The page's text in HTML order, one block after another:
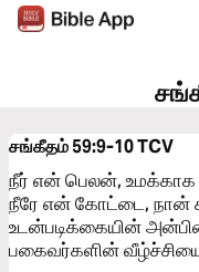
சங்கீதம் 59:9-10TCV
நீர் என் பெலன்,
நீரே என் கோட்டை, நான்
உடன்படிக்கையின்
பகைவர்களின் வீழ்ச்சியை